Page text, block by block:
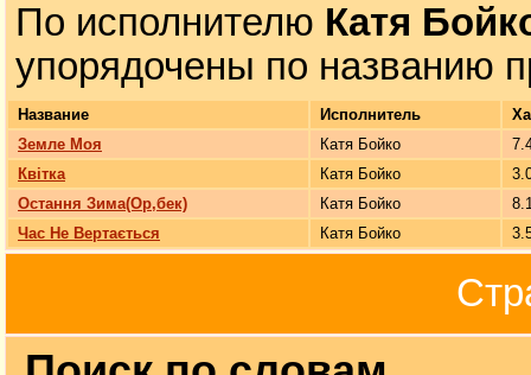
По исполнителю Катя
упорядочены по названию
Название Исполнитель
Земле Моя
Катя Бойко
Квітка
Катя Бойко
Остання Зима(Ор,бек)
Катя Бойко
Час Не Вертається
Катя Бойко